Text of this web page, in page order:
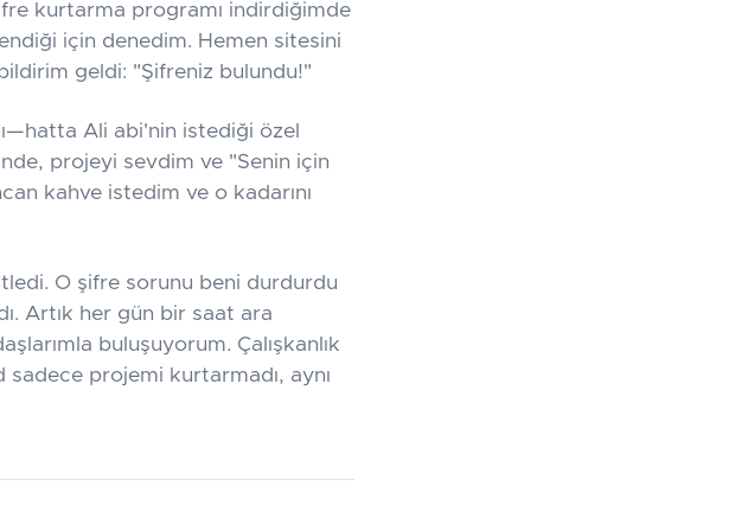
kurtarma programı indirdiğimde
için denedim. Hemen sitesini
geldi: "Şifreniz bulundu!"
Ali abi'nin istediği özel
projeyi sevdim ve "Senin için
kahve istedim ve o kadarını
O şifre sorunu beni durdurdu
Artık her gün bir saat ara
buluşuyorum. Çalışkanlık
projemi kurtarmadı, aynı